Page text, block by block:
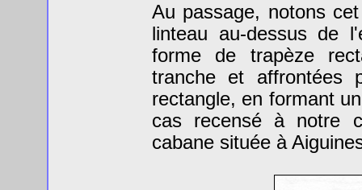
Au passage, notons
linteau au-dessus de
forme de trapèze
tranche et affrontées
rectangle, en formant
cas recensé à notre
cabane située à